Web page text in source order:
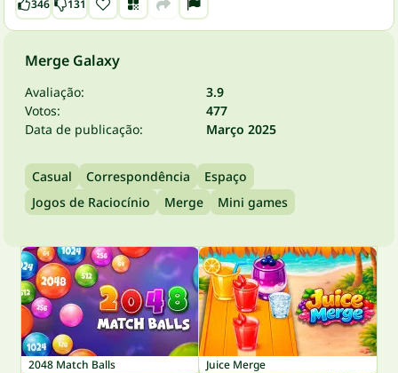
346 131
Merge Galaxy
Avaliação:
3.9
Votos:
477
Data de publicação:
Março 2025
Casual Correspondência
Espaço
Jogos de Raciocínio
Merge Mini games
2048 Match Balls Juice Merge